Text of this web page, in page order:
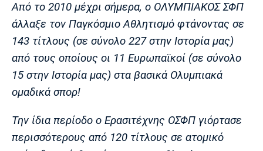
Από το 2010 μέχρι σήμερα, ο ΟΛΥΜΠΙΑΚΟΣ ΣΦΠ
άλλαξε τον Παγκόσμιο Αθλητισμό φτάνοντας σε
143 τίτλους (σε σύνολο 227 στην Ιστορία μας)
από τους οποίους οι 11 Ευρωπαϊκοί (σε σύνολο
15 στην Ιστορία μας) στα βασικά Ολυμπιακά
ομαδικά σπορ!
Την ίδια περίοδο ο Ερασιτέχνης ΟΣΦΠ γιόρτασε
περισσότερους από 120 τίτλους σε ατομικό